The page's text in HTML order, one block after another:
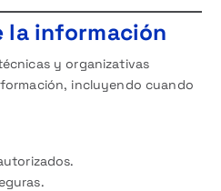
la información
y organizativas
incluyendo cuando